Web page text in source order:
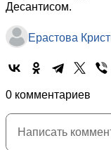
Десантисом.
Ерастова
0 комментариев